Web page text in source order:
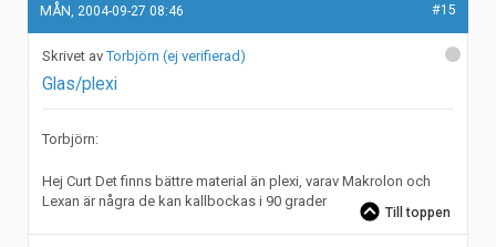
MÅN, 2004-09-27 08:46 #15
Torbjörn (ej verifierad)
Glas/plexi
Torbjörn:
Hej Curt Det finns bättre material än plexi, varav Makrolon och
Lexan är några de kan kallbockas i 90 grader
Till toppen